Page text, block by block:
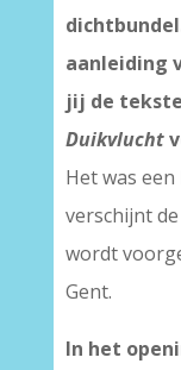
aanleiding
jij de
Duikvlucht
Het was
verschijnt
wordt
Gent.
In het